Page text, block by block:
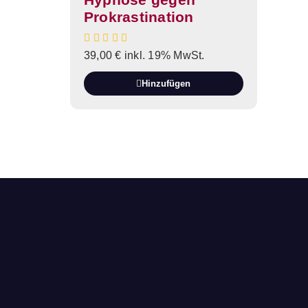
Prokrastination
39,00€ inkl. 19% MwSt.
Hinzufügen